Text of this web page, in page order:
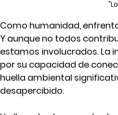
Como humanidad,
Y aunque no todos
estamos involucrados. La
por su capacidad de
huella ambiental
desapercibido.